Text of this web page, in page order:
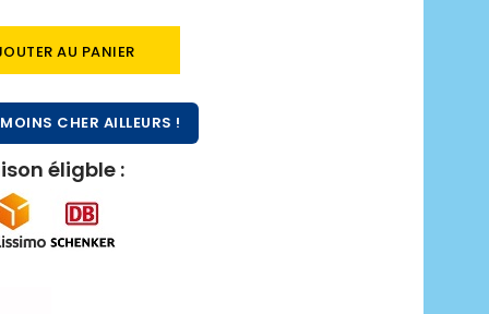
AU PANIER
CHER AILLEURS !
éligble :